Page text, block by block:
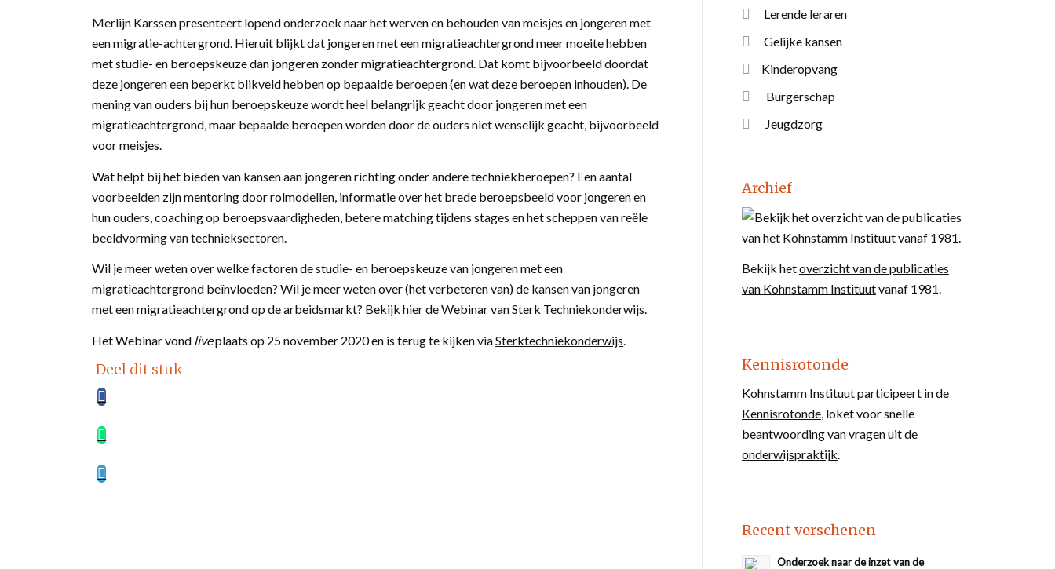
Merlijn Karssen presenteert lopend onderzoek naar het werven en behouden van meisjes en jongeren met
een migratie-achtergrond. Hieruit blijkt dat jongeren met een migratieachtergrond meer moeite hebben
met studie- en beroepskeuze dan jongeren zonder migratieachtergrond. Dat komt bijvoorbeeld doordat
deze jongeren een beperkt blikveld hebben op bepaalde beroepen (en wat deze beroepen inhouden). De
mening van ouders bij hun beroepskeuze wordt heel belangrijk geacht door jongeren met een
migratieachtergrond, maar bepaalde beroepen worden door de ouders niet wenselijk geacht, bijvoorbeeld
voor meisjes.
Wat helpt bij het bieden van kansen aan jongeren richting onder andere techniekberoepen? Een aantal
voorbeelden zijn mentoring door rolmodellen, informatie over het brede beroepsbeeld voor jongeren en
hun ouders, coaching op beroepsvaardigheden, betere matching tijdens stages en het scheppen van reële
beeldvorming van technieksectoren.
Wil je meer weten over welke factoren de studie- en beroepskeuze van jongeren met een
migratieachtergrond beïnvloeden? Wil je meer weten over (het verbeteren van) de kansen van jongeren
met een migratieachtergrond op de arbeidsmarkt? Bekijk hier de Webinar van Sterk Techniekonderwijs.
Het Webinar vond liveplaats op 25 november 2020 en is terug te kijken viaSterktechniekonderwijs.
Deel dit stuk
Lerende leraren
Gelijke kansen
Kinderopvang
Burgerschap
Jeugdzorg
Archief
Bekijk hetoverzicht van de publicaties
van Kohnstamm Instituutvanaf 1981.
Kennisrotonde
Kohnstamm Instituut participeert in de
Kennisrotonde, loket voor snelle
beantwoording vanvragen uit de
onderwijspraktijk.
Recent verschenen
Onderzoek naar de inzet van de